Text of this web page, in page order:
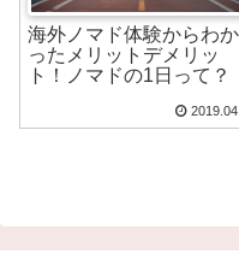
海外ノマド体験からわか
ったメリットデメリッ
ト！ノマドの1日って？